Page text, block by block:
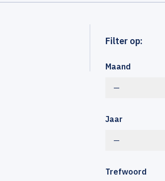
Filter op:
Maand
—
Jaar
—
Trefwoord